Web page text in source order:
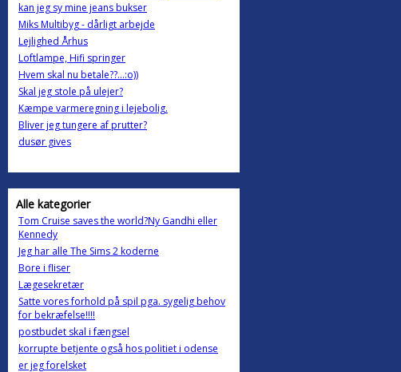
kan jeg sy mine jeans bukser
Miks Multibyg - dårligt arbejde
Lejlighed Århus
Loftlampe, Hifi springer
Hvem skal nu betale??...:o))
Skal jeg stole på ulejer?
Kæmpe varmeregning i lejebolig.
Bliver jeg tungere af prutter?
dusør gives
Alle kategorier
Tom Cruise saves the world?Ny Gandhi eller
Kennedy
Jeg har alle The Sims 2 koderne
Bore i fliser
Lægesekretær
Satte vores forhold på spil pga. sygelig behov
for bekræfelse!!!!
postbudet skal i fængsel
korrupte betjente også hos politiet i odense
er jeg forelsket